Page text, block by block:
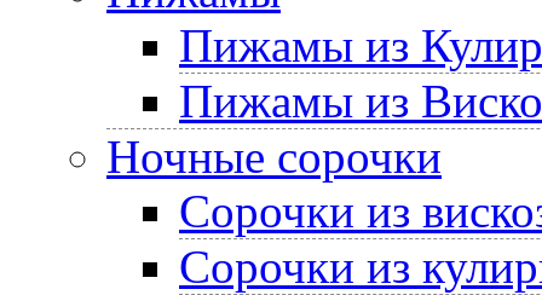
Пижамы из
Пижамы из
Ночные сорочки
Сорочки из
Сорочки из